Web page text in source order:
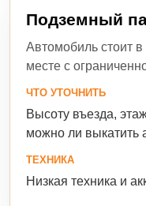
Подземный
Автомобиль стоит
месте с
ЧТО УТОЧНИТЬ
Высоту въезда,
можно ли выкатить
ТЕХНИКА
Низкая техника и